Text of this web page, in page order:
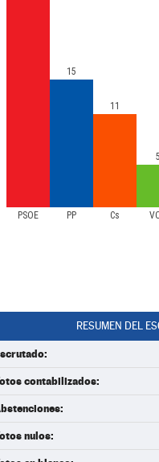
PSOE PP Cs
15
11
5
RESUMEN DEL
contabilizados:
nulos: